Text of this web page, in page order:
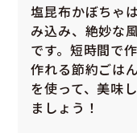
塩昆布かぼちゃ
み込み、絶妙な
です。短時間で
作れる節約ごは
を使って、美味
ましょう！